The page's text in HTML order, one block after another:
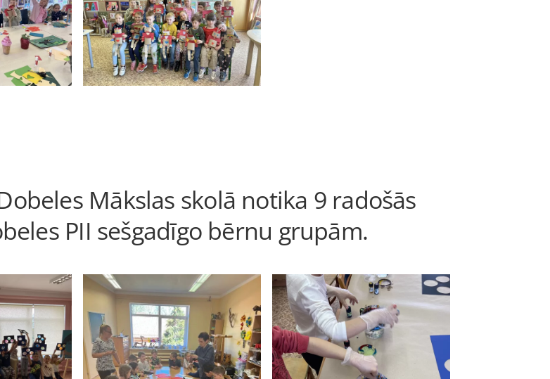
Mākslas skolā notika 9 radošās
PII sešgadīgo bērnu grupām.